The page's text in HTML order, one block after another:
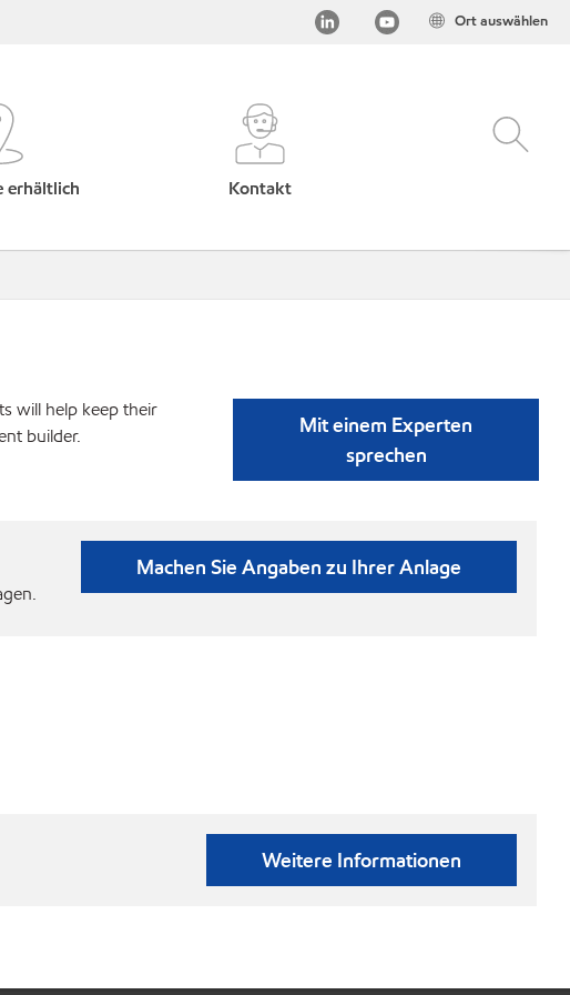
Ort auswählen
erhältlich Kontakt
will help keep their
builder.
Mit einem Experten
sprechen
Machen Sie Angaben zu Ihrer Anlage
Weitere Informationen